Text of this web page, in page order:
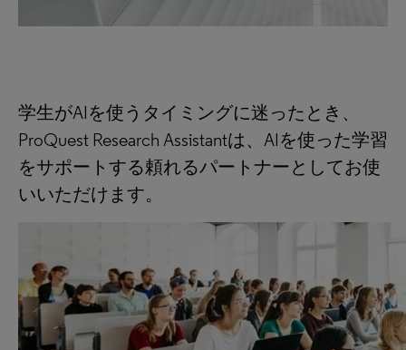
学生がAIを使うタイミングに迷ったとき、
ProQuest Research Assistantは、AIを使った学習
をサポートする頼れるパートナーとしてお使
いいただけます。